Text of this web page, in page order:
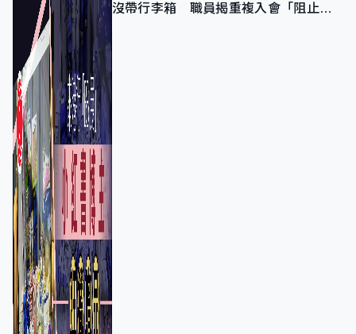
沒帶行李箱 職員揭重複入會「阻止唔